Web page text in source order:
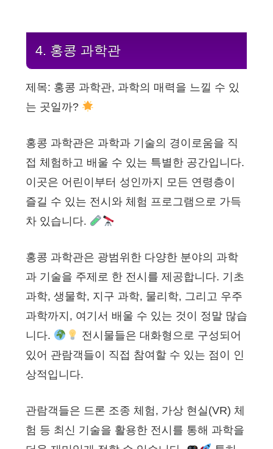
4. 홍콩 과학관
제목: 홍콩 과학관, 과학의 매력을 느낄 수 있
는 곳일까?
홍콩 과학관은 과학과 기술의 경이로움을 직
접 체험하고 배울 수 있는 특별한 공간입니다.
이곳은 어린이부터 성인까지 모든 연령층이
즐길 수 있는 전시와 체험 프로그램으로 가득
차 있습니다.
홍콩 과학관은 광범위한 다양한 분야의 과학
과 기술을 주제로 한 전시를 제공합니다. 기초
과학, 생물학, 지구 과학, 물리학, 그리고 우주
과학까지, 여기서 배울 수 있는 것이 정말 많습
니다.
전시물들은 대화형으로 구성되어
있어 관람객들이 직접 참여할 수 있는 점이 인
상적입니다.
관람객들은 드론 조종 체험, 가상 현실(VR) 체
험 등 최신 기술을 활용한 전시를 통해 과학을